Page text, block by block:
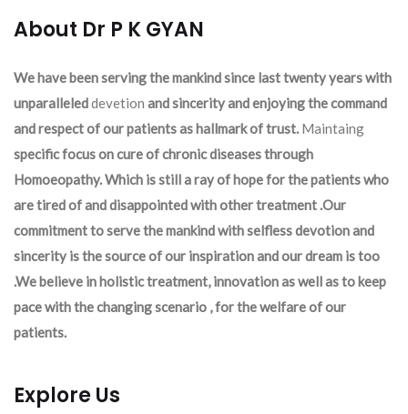
About Dr P K GYAN
We have been serving the mankind since last twenty years with
unparalleleddevetion and sincerity and enjoying the command
and respect of our patients as hallmark of trust. Maintaing
specific focus on cure of chronic diseases through
Homoeopathy. Which is still a ray of hope for the patients who
are tired of and disappointed with other treatment .Our
commitment to serve the mankind with selfless devotion and
sincerity is the source of our inspiration and our dream is too
.We believe in holistic treatment, innovation as well as to keep
pace with the changing scenario , for the welfare of our
patients.
Explore Us